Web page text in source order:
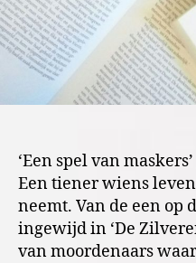
‘Een spel van
Een tiener wiens
neemt. Van de een op
ingewijd in ‘De
van moordenaars